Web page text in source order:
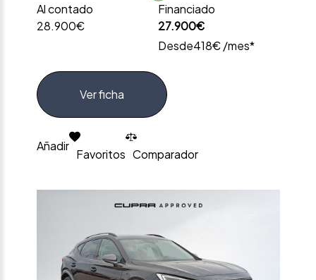
Al contado
28.900€
Financiado
27.900€
Desde418€ /mes*
Ver ficha
Añadir
Favoritos Comparador